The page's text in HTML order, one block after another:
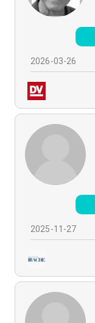
2026-03-26
2025-11-27